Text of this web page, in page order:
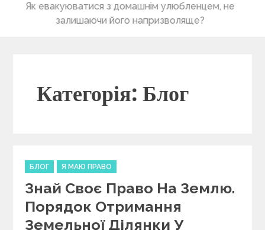
Понад 400 утриманців Херсонського притулку “4
лапи” очікують на нову домівку
Категорія: Блог
C
a
t
e
g
o
БЛОГ Я МАЮ ПРАВО
Знай Своє Право На Землю.
Порядок Отримання
Земельної Ділянки У